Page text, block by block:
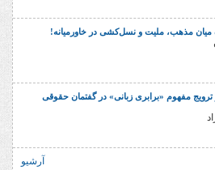
میان مذهب، ملیت و نسل‌کشی در خاورمیانه!
مفهوم «برابری زبانی» در گفتمان حقوقی
آرشیو